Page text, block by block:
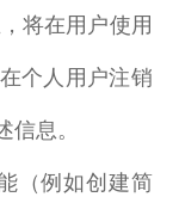
将在用户使用
个人用户注销
息。
（例如创建简